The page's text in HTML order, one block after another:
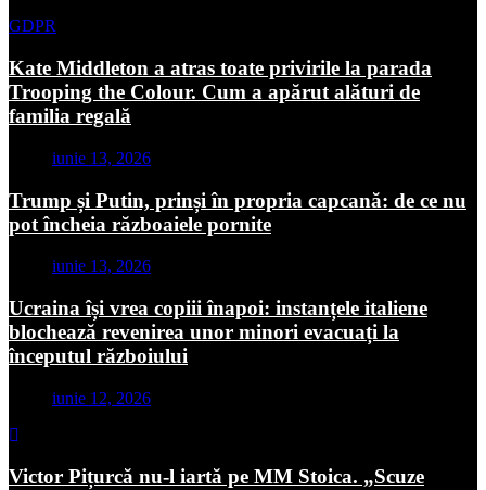
GDPR
Kate Middleton a atras toate privirile la parada
Trooping the Colour. Cum a apărut alături de
familia regală
iunie 13, 2026
Trump și Putin, prinși în propria capcană: de ce nu
pot încheia războaiele pornite
iunie 13, 2026
Ucraina își vrea copiii înapoi: instanțele italiene
blochează revenirea unor minori evacuați la
începutul războiului
iunie 12, 2026
Victor Pițurcă nu-l iartă pe MM Stoica. „Scuze